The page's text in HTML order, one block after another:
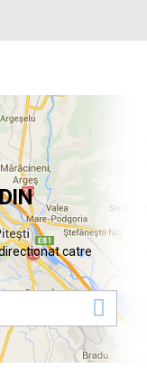
catre